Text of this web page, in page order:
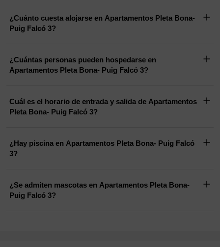
¿Cuánto cuesta alojarse en Apartamentos Pleta Bona-
Puig Falcó 3?
¿Cuántas personas pueden hospedarse en
Apartamentos Pleta Bona- Puig Falcó 3?
Cuál es el horario de entrada y salida de Apartamentos
Pleta Bona- Puig Falcó 3?
¿Hay piscina en Apartamentos Pleta Bona- Puig Falcó
3?
¿Se admiten mascotas en Apartamentos Pleta Bona-
Puig Falcó 3?